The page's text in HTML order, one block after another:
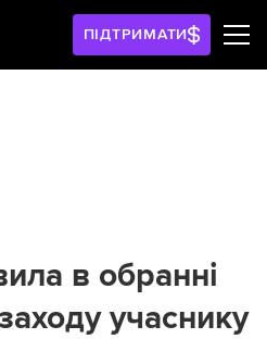
ПІДТРИМАТИ
в обранні
учаснику